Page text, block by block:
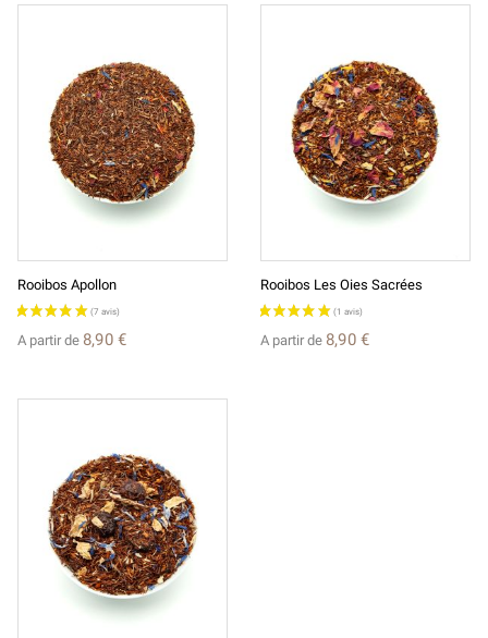
Rooibos Apollon
A partir de 8,90 €
Rooibos Les Oies Sacrées
A partir de 8,90 €